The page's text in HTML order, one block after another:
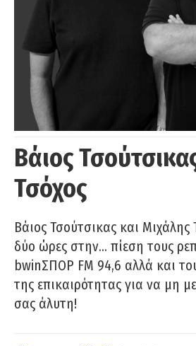
Βάιος
Τσόχος
Βάιος Τσούτσικας και Μιχάλης
δύο ώρες στην… πίεση τους
bwinΣΠΟΡ FM 94,6 αλλά και
της επικαιρότητας για να μη
σας άλυτη!